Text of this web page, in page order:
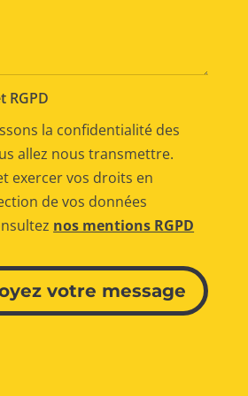
RGPD
la confidentialité des
allez nous transmettre.
exercer vos droits en
de vos données
nos mentions RGPD
votre message